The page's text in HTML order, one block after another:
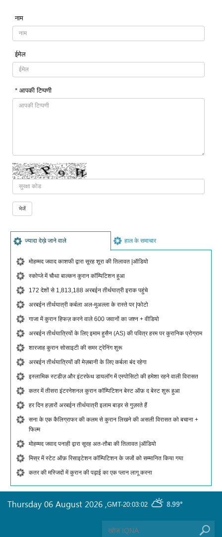
नाम
ईमेल
* आपकी टिप्पणी
ज्यादा देख़े जाने वाले हाल के समाचार
मोहम्मद जवाद काशफी द्वारा सूरह शूरा की तिलावत |ऑडियो
स्कोप्जे में चौथा बाल्कन कुरान कॉम्पिटिशन हुआ
172 देशों से 1,813,188 अरबईन तीर्थयात्री इराक पहुंचे
अरबईन तीर्थयात्री कर्बला अल-मुअल्ला के रास्ते पर |फोटो
गाजा में कुरान हिफज़ करने वाले 600 जवानों का जश्न + वीडियो
अरबईन तीर्थयात्रियों के लिए इमाम हुसैन (AS) की पवित्र हरम पर कुरानिक प्रोग्राम
शारजाह कुरान सोसाइटी की समर ट्रेनिंग शुरू
अरबईन तीर्थयात्रियों की मेज़बानी के लिए कर्बला बंद रहेगा
इस्लामिक स्टडीज़ और इंटरफेथ डायलॉग में एस्पोसिटो की हमेशा रहने वाली विरासत
कतर में तीसरा इंटरनेशनल कुरान कॉम्पिटिशन बेस्ट ऑफ़ द बेस्ट शुरू हुआ
हर दिन हज़ारों अरबईन तीर्थयात्री इलाम बाड़र से गुज़रते हैं
सना के एक कैलिग्राफर की कलम से कुरान लिखने की असली विरासत को बचाना +
फिल्म
मोहम्मद जवाद पनाही द्वारा सूरह अत-तौबा की तिलावत |ऑडियो
मिस्र में स्टेट ऑफ़ रिसाइटेशन कॉम्पिटिशन के जजों को सम्मानित किया गया
कतर की मस्जिदों में कुरान की पढ़ाई का एक प्लान लागू करना
GMT-20:03:02 8.99°
Thursday 06 August 2026 ,